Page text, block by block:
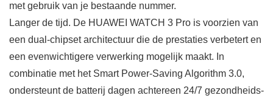
met gebruik van je bestaande nummer.
Langer de tijd. De HUAWEI WATCH 3 Pro is voorzien van
een dual-chipset architectuur die de prestaties verbetert en
een evenwichtigere verwerking mogelijk maakt. In
combinatie met het Smart Power-Saving Algorithm 3.0,
ondersteunt de batterij dagen achtereen 24/7 gezondheids-